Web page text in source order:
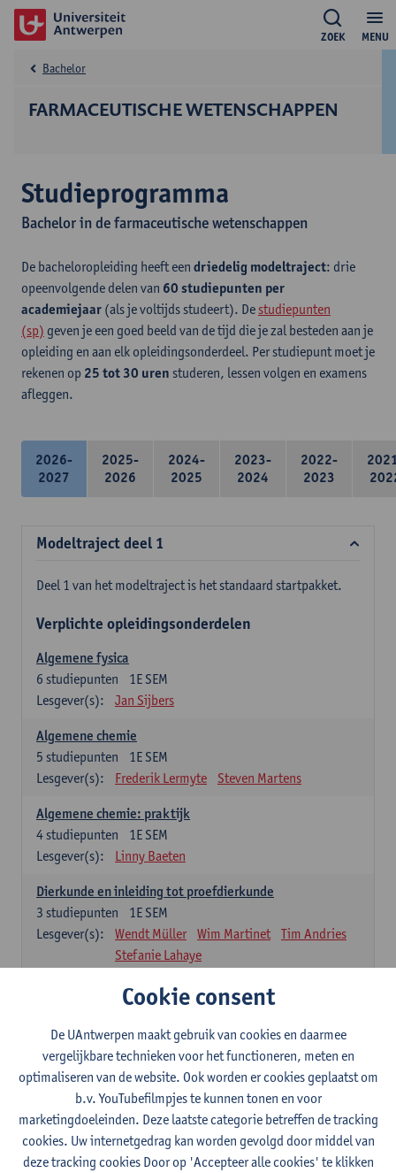
MENU
ZOEK
FARMACEUTISCHE WETENSCHAPPEN
Bachelor
Studieprogramma
Bachelor in de farmaceutische wetenschappen
De bacheloropleiding heeft een driedelig modeltraject: drie
opeenvolgende delen van 60 studiepunten per
academiejaar (als je voltijds studeert). De studiepunten
(sp) geven je een goed beeld van de tijd die je zal besteden aan je
opleiding en aan elk opleidingsonderdeel. Per studiepunt moet je
rekenen op 25 tot 30 uren studeren, lessen volgen en examens
afleggen.
2026-
2027
2025-
2026
2024-
2025
2023-
2024
2022-
2023
Modeltraject deel 1
Deel 1 van het modeltraject is het standaard startpakket.
Verplichte opleidingsonderdelen
Algemene fysica
1E SEM
6 studiepunten
Lesgever(s):
Jan Sijbers
Algemene chemie
1E SEM
5 studiepunten
Lesgever(s):
Frederik Lermyte Steven Martens
Algemene chemie: praktijk
1E SEM
4studiepunten
Lesgever(s):
Linny Baeten
Dierkunde en inleiding tot proefdierkunde
1E SEM
3 studiepunten
Lesgever(s):
Wendt Müller Wim Martinet
Tim Andries
Stefanie Lahaye
Celbiologie en histologie
Lesgever(s):
Winnok De Vos
Inge Brouns
Frederik Denorme
Fysiologie en pathofysiologie van het skelet en spieren
(partim 1)
1E SEM
4 studiepunten
Lesgever(s):
Gilles De Keulenaer
Cookie consent
De UAntwerpen maakt gebruik van cookies en daarmee
vergelijkbare technieken voor het functioneren, meten en
optimaliseren van de website. Ook worden er cookies geplaatst om
b.v. YouTubefilmpjes te kunnen tonen en voor
marketingdoeleinden. Deze laatste categorie betreffen de tracking
cookies. Uw internetgedrag kan worden gevolgd door middel van
deze tracking cookies Door op 'Accepteer alle cookies' te klikken